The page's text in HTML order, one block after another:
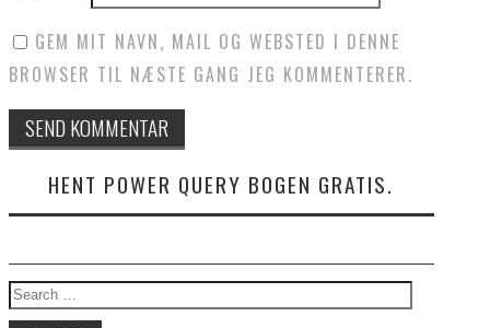
GEM MIT NAVN, MAIL OG WEBSTED I DENNE
BROWSER TIL NÆSTE GANG JEG KOMMENTERER.
HENT POWER QUERY BOGEN GRATIS.